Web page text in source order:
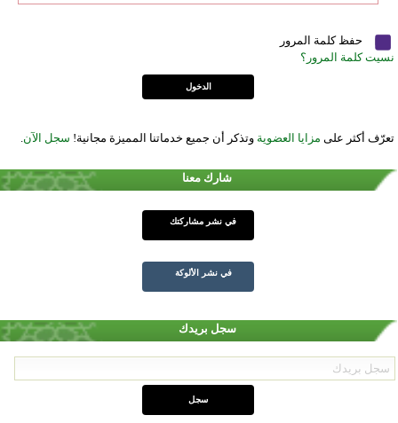
حفظ كلمة المرور
نسيت كلمة المرور؟
تعرّف أكثر على مزايا العضوية وتذكر أن جميع خدماتنا المميزة مجانية! سجل الآن
شارك معنا
في نشر مشاركتك
في نشر الألوكة
سجل بريدك